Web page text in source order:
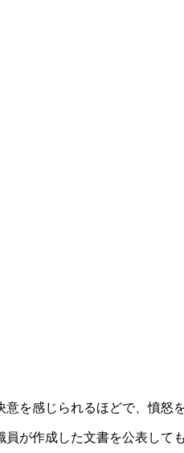
を感じられるほどで、憤怒を
が作成した文書を公表して